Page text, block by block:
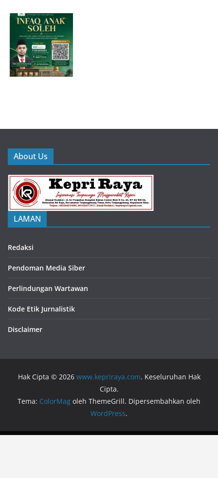
About Us
LAMAN
Redaksi
Pendoman Media Siber
Perlindungan Wartawan
Kode Etik Jurnalistik
Disclaimer
Hak Cipta © 2026 www.kepriraya.com. Keseluruhan Hak
Cipta.
Tema: ColorMag oleh ThemeGrill. Dipersembahkan oleh
WordPress.